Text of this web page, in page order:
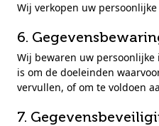
Wij verkopen uw
6.
Wij bewaren uw
is om de doeleinden
vervullen, of om te voldoen
7.